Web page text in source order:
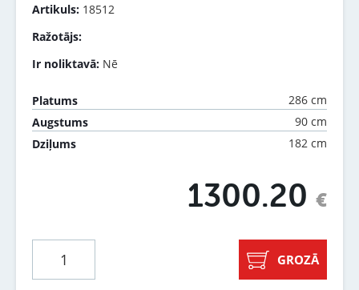
Artikuls: 18512
Ražotājs:
Ir noliktavā: Nē
Platums
286 cm
Augstums
90 cm
Dziļums
182 cm
1300.20 €
GROZĀ